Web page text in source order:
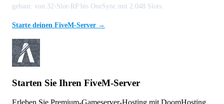
gebaut: von 32-Slot-RP bis OneSync mit 2.048 Slots.
Starte deinen FiveM-Server →
Starten Sie Ihren FiveM-Server
Erleben Sie Premium-Gameserver-Hosting mit DoomHosting.